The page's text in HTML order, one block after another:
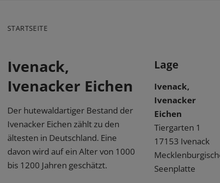
STARTSEITE
Ivenack,
Ivenacker Eichen
Der hutewaldartiger Bestand der
Ivenacker Eichen zählt zu den
ältesten in Deutschland. Eine
davon wird auf ein Alter von 1000
bis 1200 Jahren geschätzt.
Lage
Ivenack,
Ivenacker
Eichen
Tiergarten 1
17153 Ivenack
Seenplatte